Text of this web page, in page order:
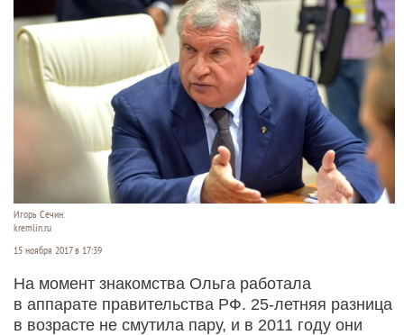
Игорь Сечин.
kremlin.ru
15 ноября 2017 в 17:39
На момент знакомства Ольга работала
в аппарате правительства РФ. 25-летняя разница
в возрасте не смутила пару, и в 2011 году они